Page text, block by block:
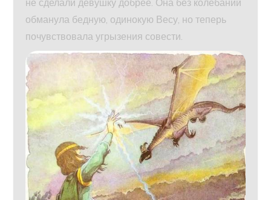
не сделали девушку добрее. Она без колебаний
обманула бедную, одинокую Весу, но теперь
почувствовала угрызения совести.